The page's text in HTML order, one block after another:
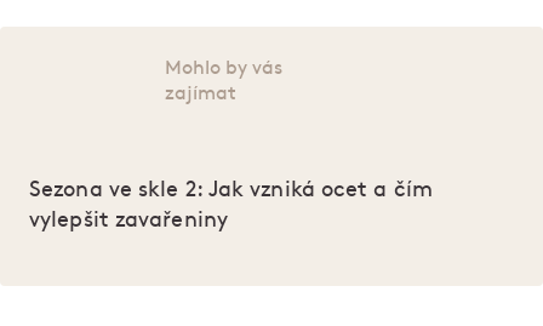
Mohlo by vás
zajímat
Sezona ve skle 2: Jak vzniká ocet a čím
vylepšit zavařeniny